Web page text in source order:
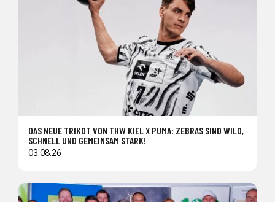
DAS NEUE TRIKOT VON THW KIEL X PUMA: ZEBRAS SIND WILD,
SCHNELL UND GEMEINSAM STARK!
03.08.26